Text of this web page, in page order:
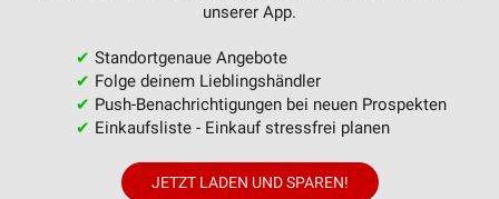
unserer App.
✔ Standortgenaue Angebote
✔ Folge deinem Lieblingshändler
✔ Push-Benachrichtigungen bei neuen Prospekten
✔ Einkaufsliste - Einkauf stressfrei planen
JETZT LADEN UND SPAREN!